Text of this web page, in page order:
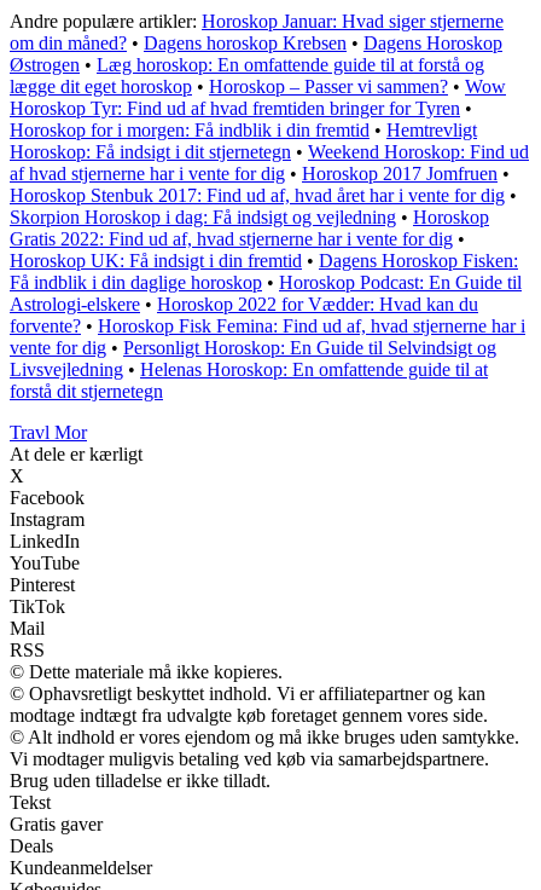
Andre populære artikler: Horoskop Januar: Hvad siger stjernerne
om din måned? • Dagens horoskop Krebsen • Dagens Horoskop
Østrogen • Læg horoskop: En omfattende guide til at forstå og
lægge dit eget horoskop • Horoskop – Passer vi sammen? • Wow
Horoskop Tyr: Find ud af hvad fremtiden bringer for Tyren •
Horoskop for i morgen: Få indblik i din fremtid • Hemtrevligt
Horoskop: Få indsigt i dit stjernetegn • Weekend Horoskop: Find ud
af hvad stjernerne har i vente for dig • Horoskop 2017 Jomfruen •
Horoskop Stenbuk 2017: Find ud af, hvad året har i vente for dig •
Skorpion Horoskop i dag: Få indsigt og vejledning • Horoskop
Gratis 2022: Find ud af, hvad stjernerne har i vente for dig •
Horoskop UK: Få indsigt i din fremtid • Dagens Horoskop Fisken:
Få indblik i din daglige horoskop • Horoskop Podcast: En Guide til
Astrologi-elskere • Horoskop 2022 for Vædder: Hvad kan du
forvente? • Horoskop Fisk Femina: Find ud af, hvad stjernerne har i
vente for dig • Personligt Horoskop: En Guide til Selvindsigt og
Livsvejledning • Helenas Horoskop: En omfattende guide til at
forstå dit stjernetegn
Travl Mor
At dele er kærligt
X
Facebook
Instagram
LinkedIn
YouTube
Pinterest
TikTok
Mail
RSS
© Dette materiale må ikke kopieres.
© Ophavsretligt beskyttet indhold. Vi er affiliatepartner og kan
modtage indtægt fra udvalgte køb foretaget gennem vores side.
© Alt indhold er vores ejendom og må ikke bruges uden samtykke.
Vi modtager muligvis betaling ved køb via samarbejdspartnere.
Brug uden tilladelse er ikke tilladt.
Tekst
Gratis gaver
Deals
Kundeanmeldelser